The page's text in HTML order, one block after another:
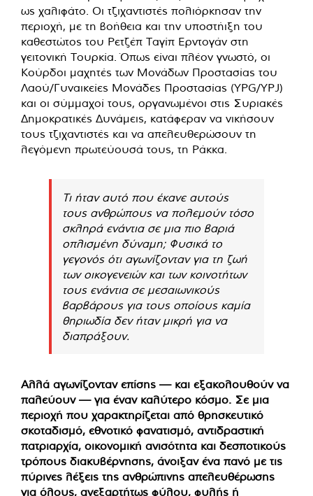
ως χαλιφάτο. Οι τζιχαντιστές πολιόρκησαν την
περιοχή, με τη βοήθεια και την υποστήιξη του
καθεστώτος του Ρετζέπ Ταγίπ Ερντογάν στη
γειτονική Τουρκία. Όπως είναι πλέον γνωστό, οι
Κούρδοι μαχητές των Μονάδων Προστασίας του
Λαού/Γυναικείες Μονάδες Προστασίας (YPG/YPJ)
και οι σύμμαχοί τους, οργανωμένοι στις Συριακές
Δημοκρατικές Δυνάμεις, κατάφεραν να νικήσουν
τους τζιχαντιστές και να απελευθερώσουν τη
λεγόμενη πρωτεύουσά τους, τη Ράκκα.
Τι ήταν αυτό που έκανε αυτούς
τους ανθρώπους να πολεμούν τόσο
σκληρά ενάντια σε μια πιο βαριά
οπλισμένη δύναμη; Φυσικά το
γεγονός ότι αγωνίζονταν για τη ζωή
των οικογενειών και των κοινοτήτων
τους ενάντια σε μεσαιωνικούς
βαρβάρους για τους οποίους καμία
θηριωδία δεν ήταν μικρή για να
διαπράξουν.
Αλλά αγωνίζονταν επίσης — και εξακολουθούν να
παλεύουν — για έναν καλύτερο κόσμο. Σε μια
περιοχή που χαρακτηρίζεται από θρησκευτικό
σκοταδισμό, εθνοτικό φανατισμό, αντιδραστική
πατριαρχία, οικονομική ανισότητα και δεσποτικούς
τρόπους διακυβέρνησης, άνοιξαν ένα πανό με τις
πύρινες λέξεις της ανθρώπινης απελευθέρωσης
για όλους, ανεξαρτήτως φύλου, φυλής ή